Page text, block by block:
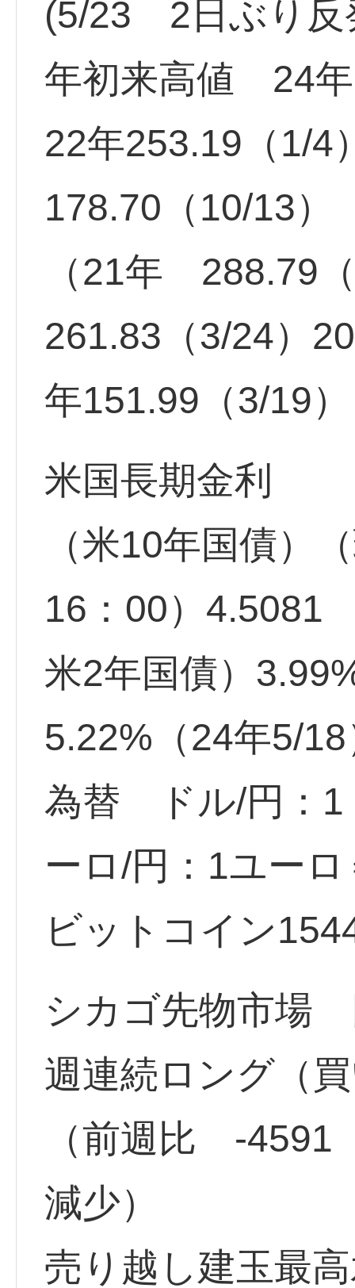
(5/23 2日ぶり反
年初来高値 24
22年253.19（1/
178.70（10/13）
（21年 288.79
261.83（3/24）
年151.99（3/19
米国長期金利
（米10年国債
16：00）
米2年国債）
5.22%（24年5/18
為替 ドル/円：
ーロ/円：1ユー
ビットコイン
シカゴ先物市
週連続ロング（
（前週比 -
減少）
売り越し建玉最